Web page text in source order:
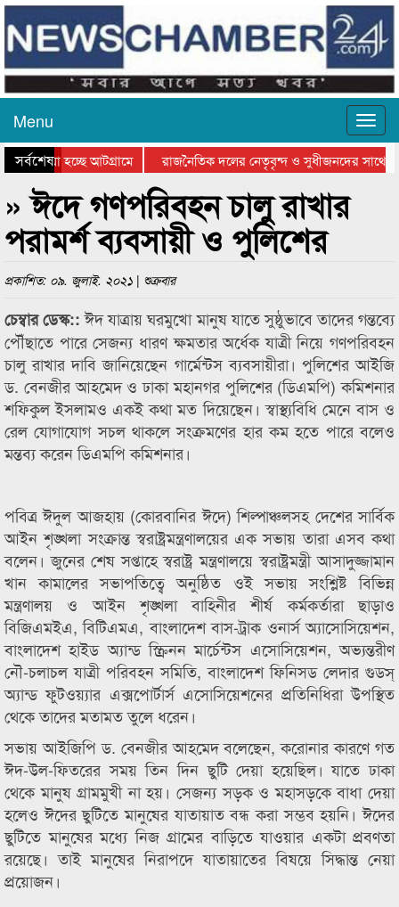
Menu
সর্বশেষ
যাওয়া হচ্ছে আটগ্রামে
রাজনৈতিক দলের নেতৃবৃন্দ ও সুধীজনদের সাথে
পুরস্কার বিতরণ সম্পন্ন
সিলেটে বাংলাদেশ গ্রুপ থিয়েটার ফেডারেশানের
» ঈদে গণপরিবহন চালু রাখার
পরামর্শ ব্যবসায়ী ও পুলিশের
প্রকাশিত: ০৯. জুলাই. ২০২১ | শুক্রবার
চেম্বার ডেস্ক::ঈদ যাত্রায় ঘরমুখো মানুষ যাতে সুষ্ঠুভাবে তাদের গন্তব্যে
পৌঁছাতে পারে সেজন্য ধারণ ক্ষমতার অর্ধেক যাত্রী নিয়ে গণপরিবহন
চালু রাখার দাবি জানিয়েছেন গার্মেন্টস ব্যবসায়ীরা। পুলিশের আইজি
ড. বেনজীর আহমেদ ও ঢাকা মহানগর পুলিশের (ডিএমপি) কমিশনার
শফিকুল ইসলামও একই কথা মত দিয়েছেন। স্বাস্থ্যবিধি মেনে বাস ও
রেল যোগাযোগ সচল থাকলে সংক্রমণের হার কম হতে পারে বলেও
মন্তব্য করেন ডিএমপি কমিশনার।
পবিত্র ঈদুল আজহায় (কোরবানির ঈদে) শিল্পাঞ্চলসহ দেশের সার্বিক
আইন শৃঙ্খলা সংক্রান্ত স্বরাষ্ট্রমন্ত্রণালয়ের এক সভায় তারা এসব কথা
বলেন। জুনের শেষ সপ্তাহে স্বরাষ্ট্র মন্ত্রণালয়ে স্বরাষ্ট্রমন্ত্রী আসাদুজ্জামান
খান কামালের সভাপতিত্বে অনুষ্ঠিত ওই সভায় সংশ্লিষ্ট বিভিন্ন
মন্ত্রণালয় ও আইন শৃঙ্খলা বাহিনীর শীর্ষ কর্মকর্তারা ছাড়াও
বিজিএমইএ, বিটিএমএ, বাংলাদেশ বাস-ট্রাক ওনার্স অ্যাসোসিয়েশন,
বাংলাদেশ হাইড অ্যান্ড স্ক্রিনন মার্চেন্টস এসোসিয়েশন, অভ্যন্তরীণ
নৌ-চলাচল যাত্রী পরিবহন সমিতি, বাংলাদেশ ফিনিসড লেদার গুডস্
অ্যান্ড ফুটওয়্যার এক্সপোর্টার্স এসোসিয়েশনের প্রতিনিধিরা উপস্থিত
থেকে তাদের মতামত তুলে ধরেন।
সভায় আইজিপি ড. বেনজীর আহমেদ বলেছেন, করোনার কারণে গত
ঈদ-উল-ফিতরের সময় তিন দিন ছুটি দেয়া হয়েছিল। যাতে ঢাকা
থেকে মানুষ গ্রামমুখী না হয়। সেজন্য সড়ক ও মহাসড়কে বাধা দেয়া
হলেও ঈদের ছুটিতে মানুষের যাতায়াত বন্ধ করা সম্ভব হয়নি। ঈদের
ছুটিতে মানুষের মধ্যে নিজ গ্রামের বাড়িতে যাওয়ার একটা প্রবণতা
রয়েছে। তাই মানুষের নিরাপদে যাতায়াতের বিষয়ে সিদ্ধান্ত নেয়া
প্রয়োজন।